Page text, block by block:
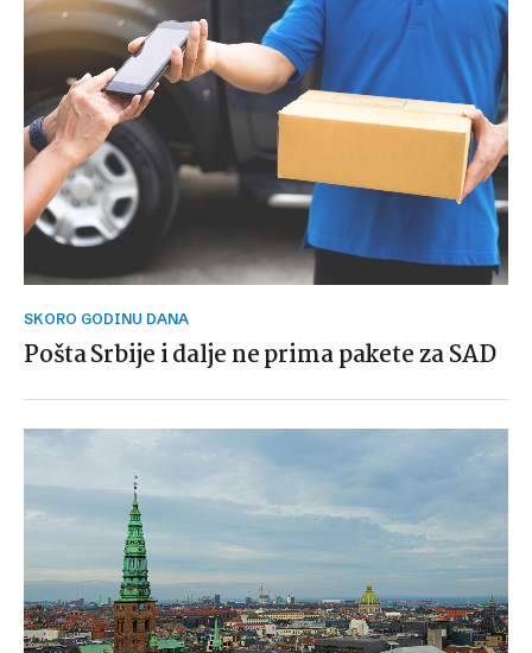
SKORO GODINU DANA
Pošta Srbije i dalje ne prima pakete za SAD